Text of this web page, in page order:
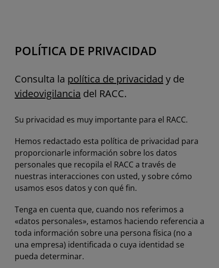
POLÍTICA DE PRIVACIDAD
Consulta la política de privacidad y de
videovigilancia del RACC.
Su privacidad es muy importante para el RACC.
Hemos redactado esta política de privacidad para
proporcionarle información sobre los datos
personales que recopila el RACC a través de
nuestras interacciones con usted, y sobre cómo
usamos esos datos y con qué fin.
Tenga en cuenta que, cuando nos referimos a
«datos personales», estamos haciendo referencia a
toda información sobre una persona física (no a
una empresa) identificada o cuya identidad se
pueda determinar.